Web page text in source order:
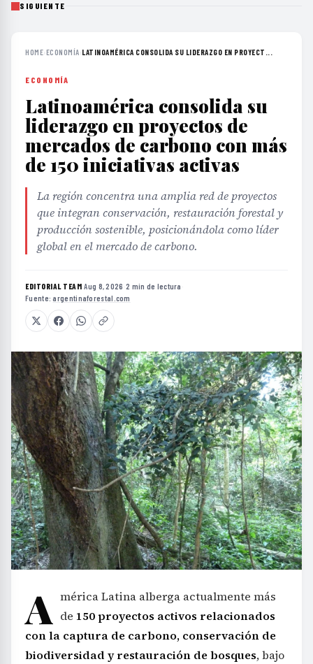
SIGUIENTE
HOME›ECONOMÍA›LATINOAMÉRICA CONSOLIDA SU LIDERAZGO EN PROYECT...
ECONOMÍA
Latinoamérica consolida su
liderazgo en proyectos de
mercados de carbono con más
de 150 iniciativas activas
La región concentra una amplia red de proyectos
que integran conservación, restauración forestal y
producción sostenible, posicionándola como líder
global en el mercado de carbono.
EDITORIAL TEAM·Aug 8, 2026 ·2 min de lectura ·
Fuente:argentinaforestal.com
A mérica Latina alberga actualmente más
de 150 proyectos activos relacionados
con la captura de carbono, conservación de
biodiversidad y restauración de bosques, bajo